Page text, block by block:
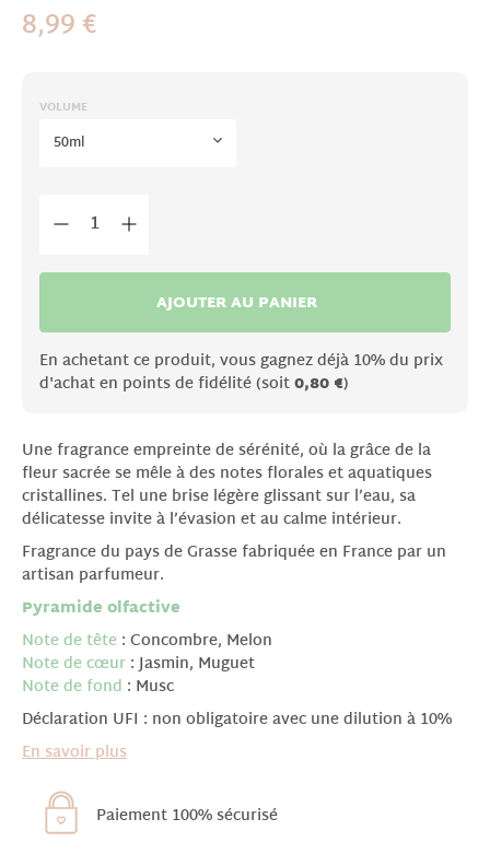
8,99 €
VOLUME
50ml
AJOUTER AU PANIER
En achetant ce produit, vous gagnez déjà 10% du prix
d'achat en points de fidélité (soit0,80 €)
Une fragrance empreinte de sérénité, où la grâce de la
fleur sacrée se mêle à des notes florales et aquatiques
cristallines. Tel une brise légère glissant sur l’eau, sa
délicatesse invite à l’évasion et au calme intérieur.
Fragrance du pays de Grasse fabriquée en France par un
artisan parfumeur.
Pyramide olfactive
Note de tête : Concombre, Melon
Note de cœur : Jasmin, Muguet
Note de fond : Musc
Déclaration UFI : non obligatoire avec une dilution à 10%
En savoir plus
Paiement 100% sécurisé